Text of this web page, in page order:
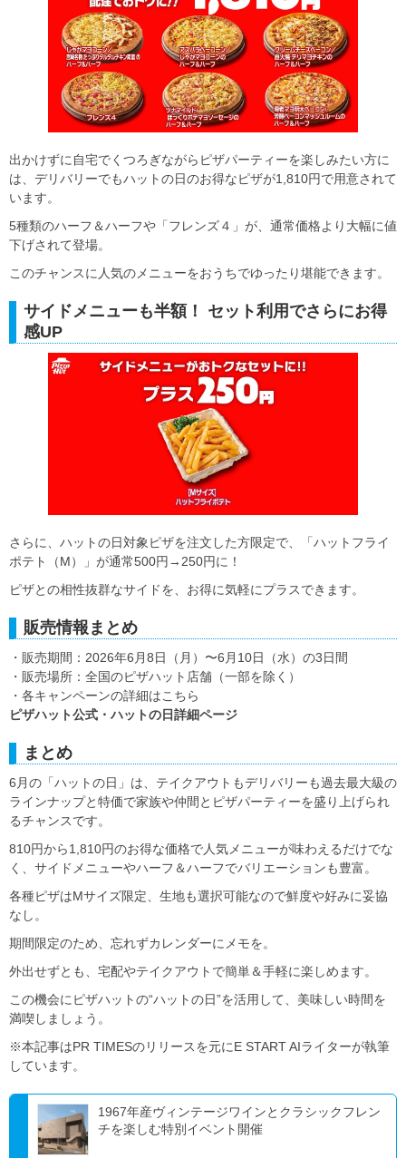
出かけずに自宅でくつろぎながらピザパーティーを楽しみたい方に
は、デリバリーでもハットの日のお得なピザが1,810円で用意されて
います。
5種類のハーフ＆ハーフや「フレンズ４」が、通常価格より大幅に値
下げされて登場。
このチャンスに人気のメニューをおうちでゆったり堪能できます。
サイドメニューも半額！ セット利用でさらにお得
感UP
さらに、ハットの日対象ピザを注文した方限定で、「ハットフライ
ポテト（M）」が通常500円→250円に！
ピザとの相性抜群なサイドを、お得に気軽にプラスできます。
販売情報まとめ
・販売期間：2026年6月8日（月）〜6月10日（水）の3日間
・販売場所：全国のピザハット店舗（一部を除く）
・各キャンペーンの詳細はこちら
ピザハット公式・ハットの日詳細ページ
まとめ
6月の「ハットの日」は、テイクアウトもデリバリーも過去最大級の
ラインナップと特価で家族や仲間とピザパーティーを盛り上げられ
るチャンスです。
810円から1,810円のお得な価格で人気メニューが味わえるだけでな
く、サイドメニューやハーフ＆ハーフでバリエーションも豊富。
各種ピザはMサイズ限定、生地も選択可能なので鮮度や好みに妥協
なし。
期間限定のため、忘れずカレンダーにメモを。
外出せずとも、宅配やテイクアウトで簡単＆手軽に楽しめます。
この機会にピザハットの“ハットの日”を活用して、美味しい時間を
満喫しましょう。
※本記事はPR TIMESのリリースを元にE START AIライターが執筆
しています。
1967年産ヴィンテージワインとクラシックフレン
チを楽しむ特別イベント開催